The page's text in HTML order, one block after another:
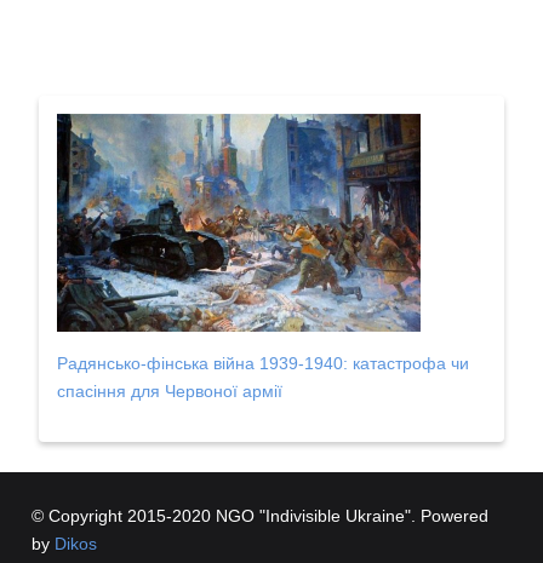
Радянсько-фінська війна 1939-1940: катастрофа чи
спасіння для Червоної армії
© Copyright 2015-2020 NGO "Indivisible Ukraine". Powered
by Dikos